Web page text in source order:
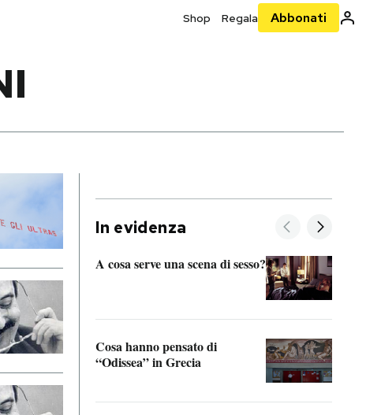
Shop Regala Abbonati
In evidenza
A cosa serve una scena di sesso?
Cosa hanno pensato di
“Odissea” in Grecia